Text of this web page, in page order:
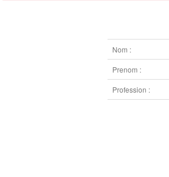
Nom :
Prenom :
Profession :